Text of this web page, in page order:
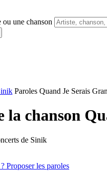
ou une chanson
Paroles Quand Je Serais
la chanson
de Sinik
Proposer les paroles